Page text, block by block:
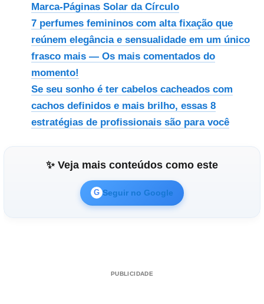
Marca-Páginas Solar da Círculo
7 perfumes femininos com alta fixação que
reúnem elegância e sensualidade em um único
frasco mais — Os mais comentados do
momento!
Se seu sonho é ter cabelos cacheados com
cachos definidos e mais brilho, essas 8
estratégias de profissionais são para você
✨ Veja mais conteúdos como este
G Seguir no Google
PUBLICIDADE